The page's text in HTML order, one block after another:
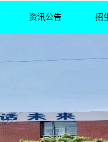
资讯公告 招